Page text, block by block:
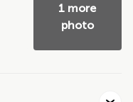
1 more
photo